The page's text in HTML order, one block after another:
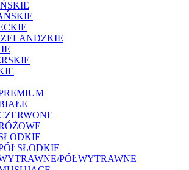
PÓŁWYTRAWNE